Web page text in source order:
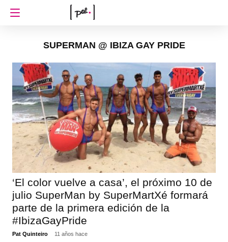
SUPERMAN @ IBIZA GAY PRIDE
‘El color vuelve a casa’, el próximo 10 de
julio SuperMan by SuperMartXé formará
parte de la primera edición de la
#IbizaGayPride
Pat Quinteiro 11 años hace